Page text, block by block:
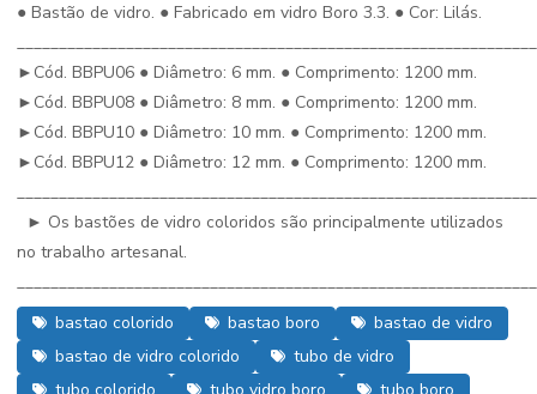
● Bastão de vidro. ● Fabricado em vidro Boro 3.3. ● Cor: Lilás.
►Cód. BBPU06 ● Diâmetro: 6 mm. ● Comprimento: 1200 mm.
►Cód. BBPU08 ● Diâmetro: 8 mm. ● Comprimento: 1200 mm.
►Cód. BBPU10 ● Diâmetro: 10 mm. ● Comprimento: 1200 mm.
►Cód. BBPU12 ● Diâmetro: 12 mm. ● Comprimento: 1200 mm.
► Os bastões de vidro coloridos são principalmente utilizados
no trabalho artesanal.
bastao colorido
bastao boro
bastao de vidro
bastao de vidro colorido
tubo de vidro